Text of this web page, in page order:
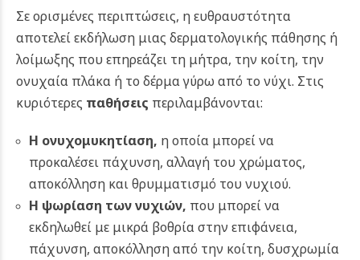
Σε ορισμένες περιπτώσεις, η ευθραυστότητα
αποτελεί εκδήλωση μιας δερματολογικής πάθησης ή
λοίμωξης που επηρεάζει τη μήτρα, την κοίτη, την
ονυχαία πλάκα ή το δέρμα γύρω από το νύχι. Στις
κυριότερες παθήσεις περιλαμβάνονται:
Η ονυχομυκητίαση, η οποία μπορεί να
προκαλέσει πάχυνση, αλλαγή του χρώματος,
αποκόλληση και θρυμματισμό του νυχιού.
Η ψωρίαση των νυχιών, που μπορεί να
εκδηλωθεί με μικρά βοθρία στην επιφάνεια,
πάχυνση, αποκόλληση από την κοίτη, δυσχρωμία